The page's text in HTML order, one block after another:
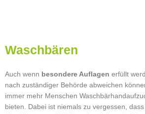
Waschbären
Auch wenn besondere Auflagen erfüllt
nach zuständiger Behörde abweichen
immer mehr Menschen
bieten. Dabei ist niemals zu vergessen,